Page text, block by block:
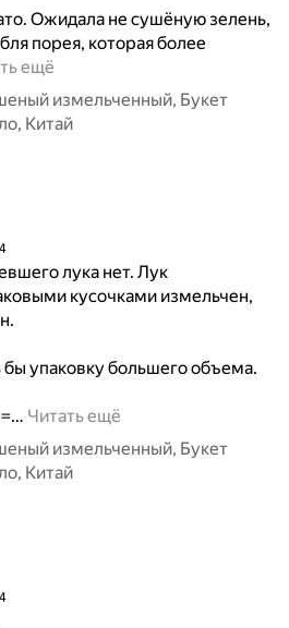
Ожидала не сушёную зелень,
порея, которая более
ещё
измельченный, Букет
Китай
лука нет. Лук
кусочками измельчен,
бы упаковку большего объема.
… Читать ещё
измельченный, Букет
Китай